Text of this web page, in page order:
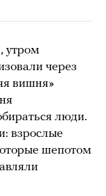
утром
через
вишня»
люди.
взрослые
шепотом